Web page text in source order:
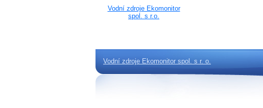
Vodní zdroje Ekomonitor
spol. s r.o.
Vodní zdroje Ekomonitor spol. s r. o.